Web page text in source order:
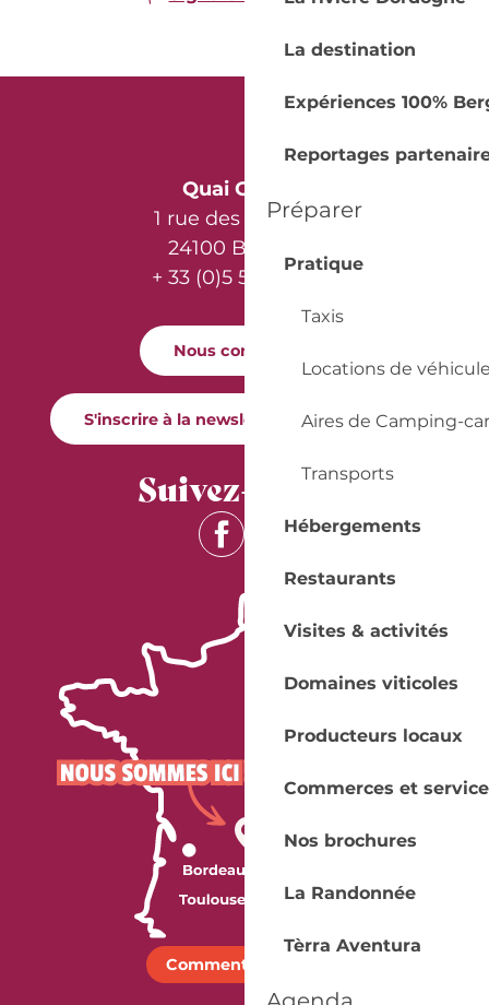
La destination
Expériences 100%
Reportages
Préparer
Pratique
Taxis
Locations de
Aires de Camping-car
Transports
Hébergements
Restaurants
Visites & activités
Domaines viticoles
Producteurs locaux
Commerces et
Nos brochures
La Randonnée
Tèrra Aventura
Quai Cyrano
1 rue des Récollets
24100 Bergerac
+ 33 (0)5 53 57 03 11
Nous contacter
S'inscrire à la newsletter Quai Cyrano
Suivez-nous !
Comment venir ?